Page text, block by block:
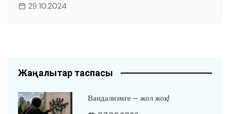
29.10.2024
Жаңалықтар таспасы
Вандализмге – жол жоқ!